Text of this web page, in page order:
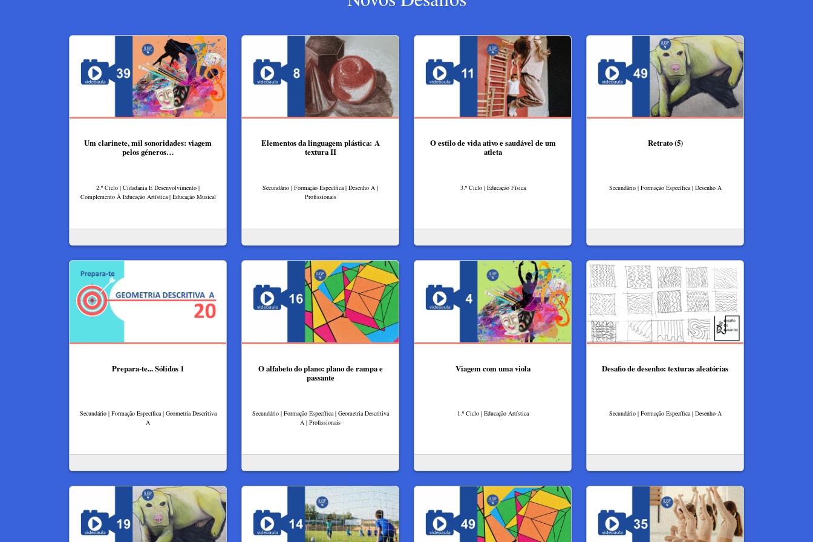
Um clarinete, mil sonoridades: viagem
pelos géneros…
2.º Ciclo | Cidadania E Desenvolvimento |
Complemento À Educação Artística | Educação Musical
Elementos da linguagem plástica: A
textura II
Secundário | Formação Específica | Desenho A |
Profissionais
O estilo de vida ativo e saudável de um
atleta
3.º Ciclo | Educação Física
Retrato (5)
Secundário | Formação Específica | Desenho A
Prepara-te... Sólidos 1
Secundário | Formação Específica | Geometria Descritiva
A
O alfabeto do plano: plano de rampa e
passante
Secundário | Formação Específica | Geometria Descritiva
A | Profissionais
Viagem com uma viola
1.º Ciclo | Educação Artística
Desafio de desenho: texturas aleatórias
Secundário | Formação Específica | Desenho A